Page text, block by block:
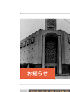
お知らせ